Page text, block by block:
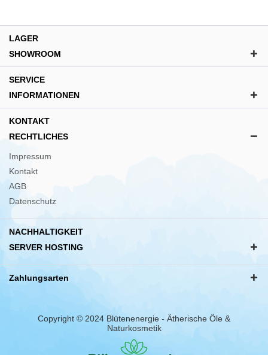
LAGER
SHOWROOM
SERVICE
INFORMATIONEN
KONTAKT
RECHTLICHES
Impressum
Kontakt
AGB
Datenschutz
NACHHALTIGKEIT
SERVER HOSTING
Zahlungsarten
Copyright © 2024 Blütenenergie - Ätherische Öle &
Naturkosmetik